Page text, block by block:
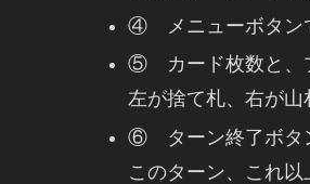
④ メニューボタン
⑤ カード枚数と、
左が捨て札、右が山
⑥ ターン終了ボタ
このターン、これ以